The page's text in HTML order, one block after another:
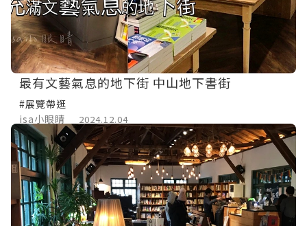
最有文藝氣息的地下街 中山地下書街
#展覽帶逛
isa小眼睛
2024.12.04